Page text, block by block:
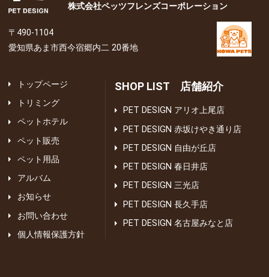
株式会社ペッツフレンズコーポレーション
〒490-1104
愛知県あま市西今宿郷内二 20番地
トップページ
トリミング
ペットホテル
ペット販売
ペット用品
アルバム
お知らせ
お問い合わせ
個人情報保護方針
SHOP LIST 店舗紹介
PET DESIGN アリオ上尾店
PET DESIGN 赤坂けやき通り店
PET DESIGN 自由が丘店
PET DESIGN 春日井店
PET DESIGN 三光店
PET DESIGN 長久手店
PET DESIGN 名古屋みなと店